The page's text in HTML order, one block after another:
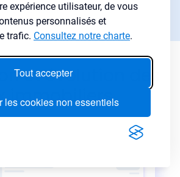
expérience utilisateur, de vous
personnalisés et
trafic. Consultez notre charte.
Tout accepter
les cookies non essentiels
recherche→
et évolution des
immobiliers